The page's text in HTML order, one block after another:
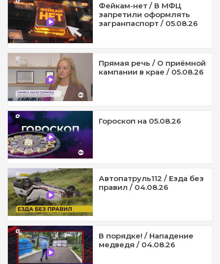
Фейкам-нет / В МФЦ
запретили оформлять
загранпаспорт / 05.08.26
Прямая речь / О приёмной
кампании в крае / 05.08.26
Гороскоп на 05.08.26
Автопатруль112 / Езда без
правил / 04.08.26
В порядке! / Нападение
медведя / 04.08.26